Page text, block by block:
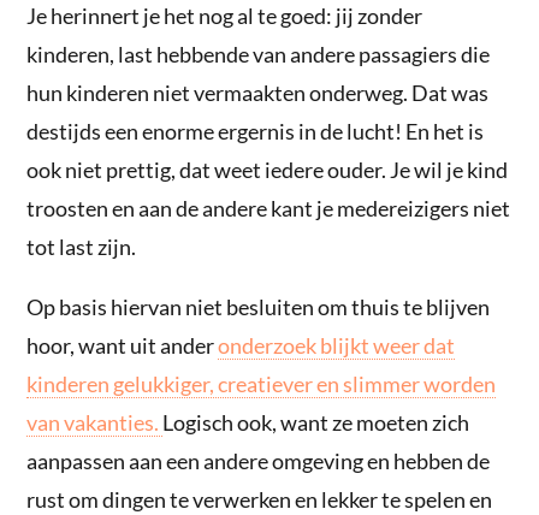
Je herinnert je het nog al te goed: jij zonder
kinderen, last hebbende van andere passagiers die
hun kinderen niet vermaakten onderweg. Dat was
destijds een enorme ergernis in de lucht! En het is
ook niet prettig, dat weet iedere ouder. Je wil je kind
troosten en aan de andere kant je medereizigers niet
tot last zijn.
Op basis hiervan niet besluiten om thuis te blijven
hoor, want uit anderonderzoek blijkt weer dat
kinderen gelukkiger, creatiever en slimmer worden
van vakanties. Logisch ook, want ze moeten zich
aanpassen aan een andere omgeving en hebben de
rust om dingen te verwerken en lekker te spelen en